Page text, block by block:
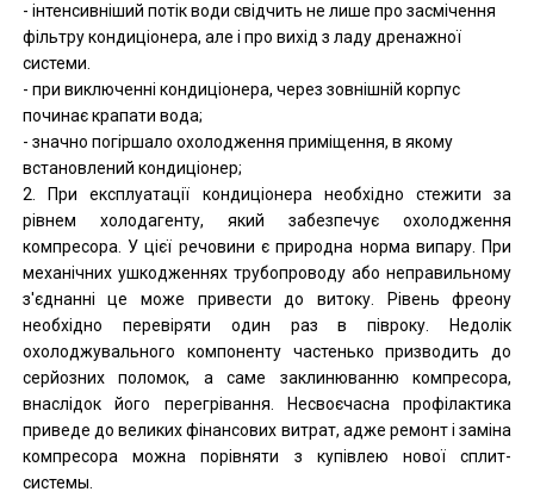
- інтенсивніший потік води свідчить не лише про засмічення
фільтру кондиціонера, але і про вихід з ладу дренажної
системи.
- при виключенні кондиціонера, через зовнішній корпус
починає крапати вода;
- значно погіршало охолодження приміщення, в якому
встановлений кондиціонер;
2. При експлуатації кондиціонера необхідно стежити за
рівнем холодагенту, який забезпечує охолодження
компресора. У цієї речовини є природна норма випару. При
механічних ушкодженнях трубопроводу або неправильному
з'єднанні це може привести до витоку. Рівень фреону
необхідно перевіряти один раз в півроку. Недолік
охолоджувального компоненту частенько призводить до
серйозних поломок, а саме заклинюванню компресора,
внаслідок його перегрівання. Несвоєчасна профілактика
приведе до великих фінансових витрат, адже ремонт і заміна
компресора можна порівняти з купівлею нової сплит-
системы.